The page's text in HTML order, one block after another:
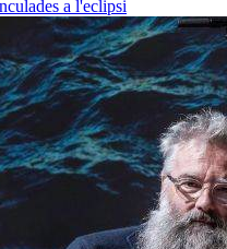
a l'eclipsi